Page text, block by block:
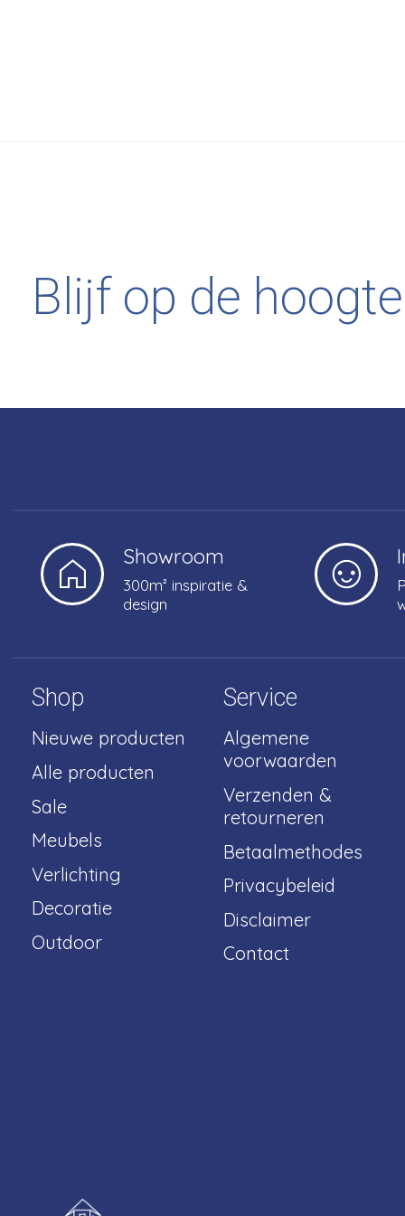
Blijf op de hoogte
Showroom
300m² inspiratie &
design
Shop
Nieuwe producten
Alle producten
Sale
Meubels
Verlichting
Decoratie
Outdoor
Service
Algemene
voorwaarden
Verzenden &
retourneren
Betaalmethodes
Privacybeleid
Disclaimer
Contact